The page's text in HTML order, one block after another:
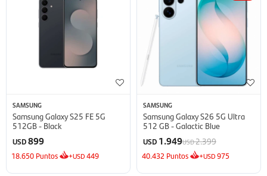
SAMSUNG
Samsung Galaxy S25 FE 5G
512GB - Black
USD899
18.650 Puntos +USD449
SAMSUNG
Samsung Galaxy S26 5G Ultra
512 GB - Galactic Blue
USD 1.949USD2.399
40.432 Puntos +USD975